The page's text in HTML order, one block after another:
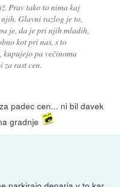
Prav tako to nima kaj
Glavni razlog je to,
je, da je pri njih mladih,
kot pri nas, s to
kupujejo pa večinoma
rast cen.
padec cen... ni bil davek
gradnje